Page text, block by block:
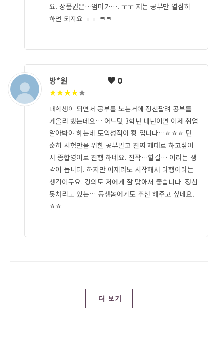
요. 상품권은…엄마가…. ㅜㅜ 저는 공부만 열심히
하면 되지요 ㅜㅜ ㅋㅋ
방*원 0
★★★★★
대학생이 되면서 공부를 노는거에 정신팔려 공부를
게을리 했는데요… 어느덧 3학년 내년이면 이제 취업
알아봐야 하는데 토익성적이 쾅 입니다…ㅎㅎㅎ 단
순히 시험만을 위한 공부말고 진짜 제대로 하고싶어
서 종합영어로 진행 하네요. 진작…할걸… 이라는 생
각이 듭니다. 하지만 이제라도 시작해서 다행이라는
생각이구요. 강의도 저에게 잘 맞아서 좋습니다. 정신
못차리고 있는… 동생놈에게도 추천 해주고 싶네요.
ㅎㅎ
더 보기